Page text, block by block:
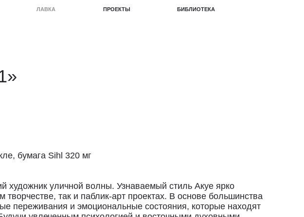
ПРОЕКТЫ БИБЛИОТЕКА
бумага Sihl 320 мг
художник уличной волны. Узнаваемый стиль Акуе ярко
творчестве, так и паблик-арт проектах. В основе большинства
переживания и эмоциональные состояния, которые находят